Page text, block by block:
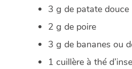
3 g de patate douce
2 g de poire
3 g de bananes ou
1 cuillère à thé